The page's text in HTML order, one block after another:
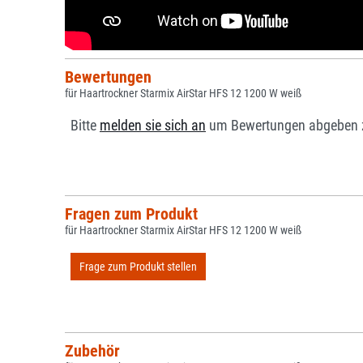
Bewertungen
für Haartrockner Starmix AirStar HFS 12 1200 W weiß
Bitte melden sie sich an um Bewertungen abgeben
Fragen zum Produkt
für Haartrockner Starmix AirStar HFS 12 1200 W weiß
Frage zum Produkt stellen
Zubehör